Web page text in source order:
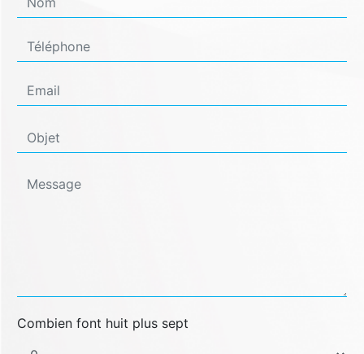
Combien font huit plus sept